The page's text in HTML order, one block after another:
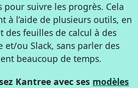
pour suivre les progrès. Cela
à l’aide de plusieurs outils, en
des feuilles de calcul à des
et/ou Slack, sans parler des
beaucoup de temps.
Kantree avec ses modèles